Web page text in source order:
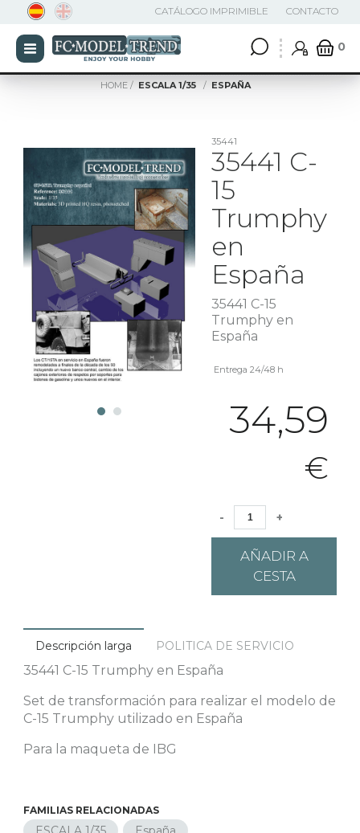
0
CATÁLOGO IMPRIMIBLE CONTACTO
HOME ESCALA 1/35 ESPAÑA
35441
35441 C-
15
Trumphy
en
España
35441 C-15
Trumphy en
España
Entrega 24/48 h
34,59
€
- +
AÑADIR A
CESTA
Descripción larga POLITICA DE SERVICIO
35441 C-15 Trumphy en España
Set de transformación para realizar el modelo de
C-15 Trumphy utilizado en España
Para la maqueta de IBG
FAMILIAS RELACIONADAS